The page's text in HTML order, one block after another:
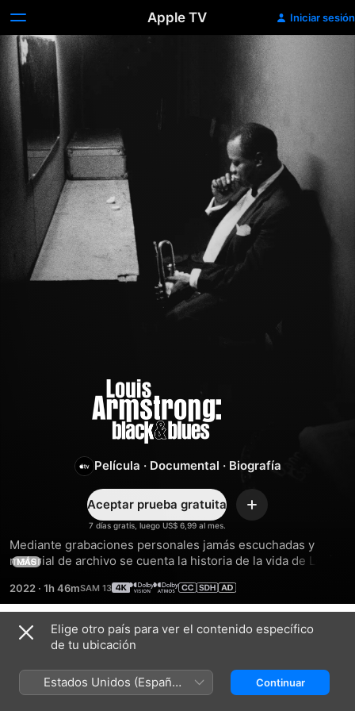
Apple TV Iniciar sesión
Louis
Armstrong:
Black
&
Blues
Película · Documental · Biografía
7 días gratis, luego US$ 6,99 al mes.
Aceptar prueba gratuita Agregar
Mediante grabaciones personales jamás escuchadas y
material de archivo se cuenta la historia de la vida de Louis
activista de derechos civiles y renombrado artista de talla
internacional, esta reveladora película muestra aspectos de
Armstrong que pocos conocen.
MÁS
2022 · 1h 46m
Tráilers
Elige otro país para ver el contenido específico
de tu ubicación
Estados Unidos (Español
México)
Continuar